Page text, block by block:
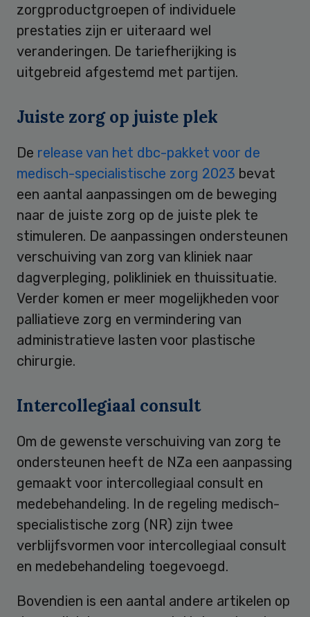
zorgproductgroepen of individuele
prestaties zijn er uiteraard wel
veranderingen. De tariefherijking is
uitgebreid afgestemd met partijen.
Juiste zorg op juiste plek
De release van het dbc-pakket voor de
medisch-specialistische zorg 2023 bevat
een aantal aanpassingen om de beweging
naar de juiste zorg op de juiste plek te
stimuleren. De aanpassingen ondersteunen
verschuiving van zorg van kliniek naar
dagverpleging, polikliniek en thuissituatie.
Verder komen er meer mogelijkheden voor
palliatieve zorg en vermindering van
administratieve lasten voor plastische
chirurgie.
Intercollegiaal consult
Om de gewenste verschuiving van zorg te
ondersteunen heeft de NZa een aanpassing
gemaakt voor intercollegiaal consult en
medebehandeling. In de regeling medisch-
specialistische zorg (NR) zijn twee
verblijfsvormen voor intercollegiaal consult
en medebehandeling toegevoegd.
Bovendien is een aantal andere artikelen op